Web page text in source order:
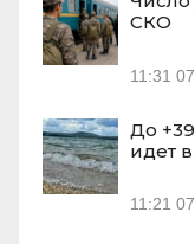
СКО
11:31
До
идет
11:21